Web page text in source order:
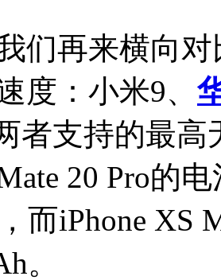
再来横向对
度：小米9、
者支持的最高
20 Pro的
而iPhone XS
。